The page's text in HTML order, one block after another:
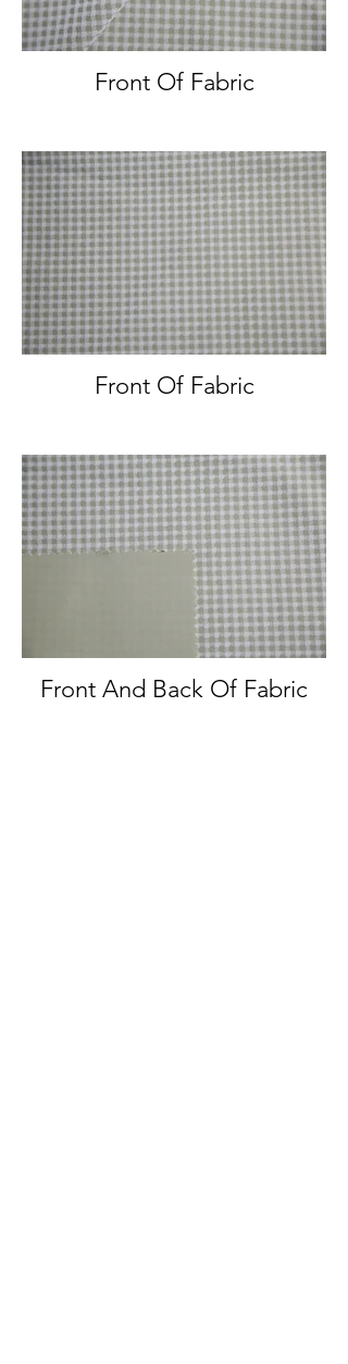
Front Of Fabric
Front Of Fabric
Front And Back Of Fabric